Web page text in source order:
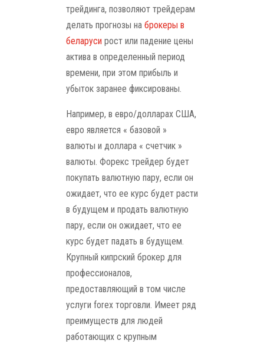
трейдинга, позволяют трейдерам
делать прогнозы на брокеры в
беларуси рост или падение цены
актива в определенный период
времени, при этом прибыль и
убыток заранее фиксированы.
Например, в евро/долларах США,
евро является « базовой »
валюты и доллара « счетчик »
валюты. Форекс трейдер будет
покупать валютную пару, если он
ожидает, что ее курс будет расти
в будущем и продать валютную
пару, если он ожидает, что ее
курс будет падать в будущем.
Крупный кипрский брокер для
профессионалов,
предоставляющий в том числе
услуги forex торговли. Имеет ряд
преимуществ для людей
работающих с крупным